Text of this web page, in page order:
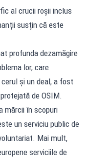
al crucii roșii inclus
susțin că este
profunda dezamăgire
lor, care
și un deal, a fost
de OSIM.
mărcii în scopuri
un serviciu public de
Mai mult,
serviciile de